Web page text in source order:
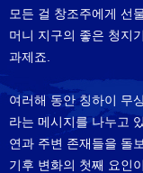
모든 걸 창조주에게 선
머니 지구의 좋은 청지
과제죠.
여러해 동안 칭하이 무
라는 메시지를 나누고
연과 주변 존재들을 돌
기후 변화의 첫째 요인